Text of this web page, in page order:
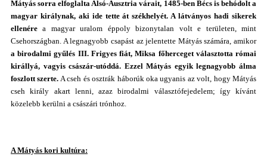
Mátyás sorra elfoglalta Alsó-Ausztria várait, 1485-ben Bécs is behódolt a
magyar királynak, aki ide tette át székhelyét. A látványos hadi sikerek
ellenére a magyar uralom éppoly bizonytalan volt e területen, mint
Csehországban. A legnagyobb csapást az jelentette Mátyás számára, amikor
a birodalmi gyűlés III. Frigyes fiát, Miksa főherceget választotta római
királlyá, vagyis császár-utóddá. Ezzel Mátyás egyik legnagyobb álma
foszlott szerte. A cseh és osztrák háborúk oka ugyanis az volt, hogy Mátyás
cseh király akart lenni, azaz birodalmi választófejedelem; így kívánt
közelebb kerülni a császári trónhoz.
A Mátyás kori kultúra: